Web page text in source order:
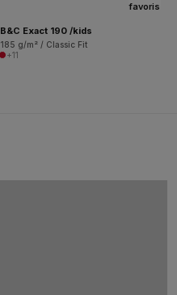
favoris
B&C Exact 190 /kids
185 g/m² / Classic Fit
+11